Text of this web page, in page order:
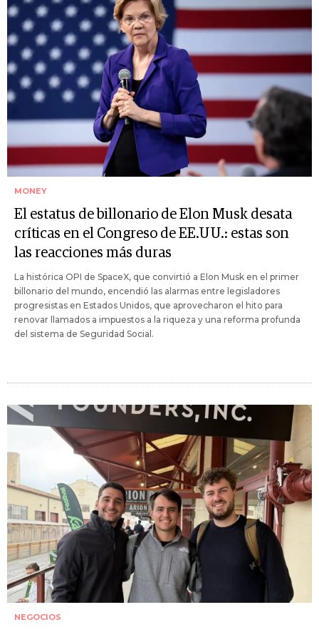
MONEY
El estatus de billonario de Elon Musk desata
críticas en el Congreso de EE.UU.: estas son
las reacciones más duras
La histórica OPI de SpaceX, que convirtió a Elon Musk en el primer
billonario del mundo, encendió las alarmas entre legisladores
progresistas en Estados Unidos, que aprovecharon el hito para
renovar llamados a impuestos a la riqueza y una reforma profunda
del sistema de Seguridad Social.
NEGOCIOS